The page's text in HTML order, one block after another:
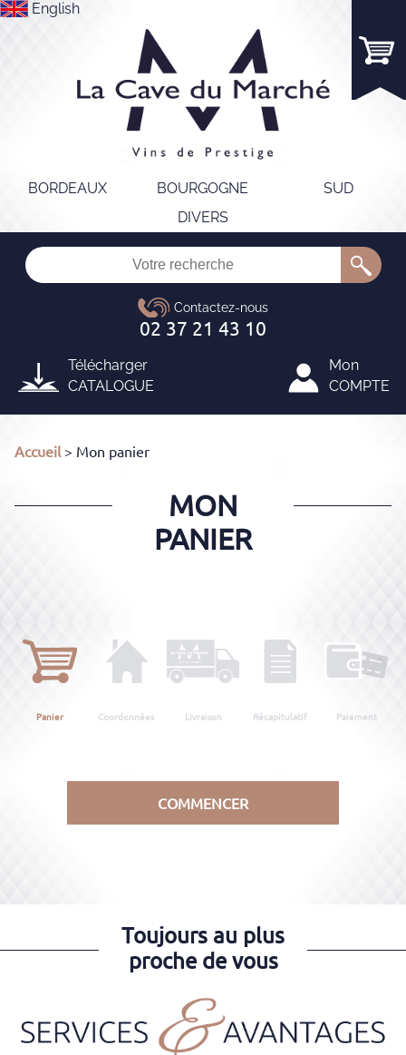
English
BORDEAUX BOURGOGNE
SUD
DIVERS
Télécharger
CATALOGUE
Mon
COMPTE
Accueil> Mon panier
MON
PANIER
Panier Coordonnées Livraison Récapitulatif Paiement
COMMENCER
Toujours au plus
proche de vous